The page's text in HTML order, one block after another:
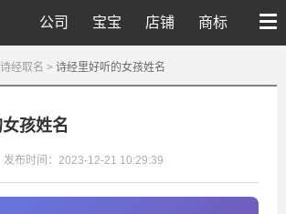
公司 宝宝 店铺 商标
诗经取名 > 诗经里好听的女孩姓名
孩姓名
发布时间：2023-12-21 10:29:39